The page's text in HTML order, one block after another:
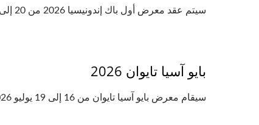
سيتم عقد معرض أول باك إندونيسيا 2026 من 20 إلى 23 أكتوبر 2026! YENCHEN MACHINERY تدعوكم بصدق لزيارة...
بايو آسيا تايوان 2026
سيقام معرض بايو آسيا تايوان من 16 إلى 19 يوليو 2026 في مركز تايبيه نانغانغ للمعارض! YENCHEN...